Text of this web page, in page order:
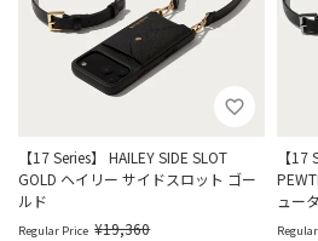
【17 Series】 HAILEY SIDE SLOT
GOLD ヘイリー サイドスロット ゴー
ルド
Regular Price ¥19,360
【17
ュー